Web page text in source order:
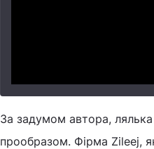
За задумом автора, лялька
прообразом. Фірма Zileej,